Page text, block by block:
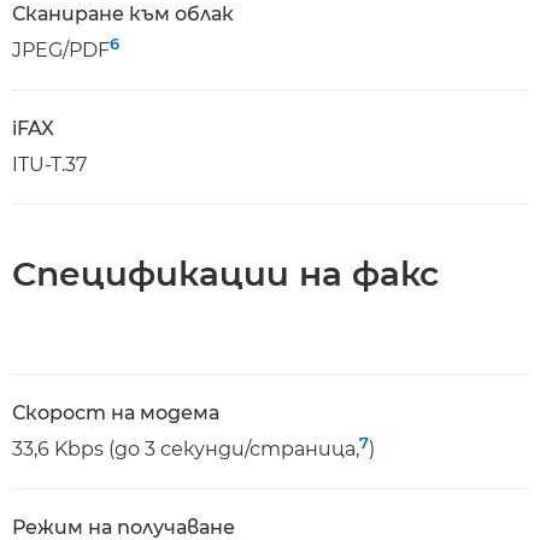
Сканиране към облак
JPEG/PDF6
iFAX
ITU-T.37
Спецификации на факс
Скорост на модема
33,6 Kbps (до 3 секунди/страница,7)
Режим на получаване